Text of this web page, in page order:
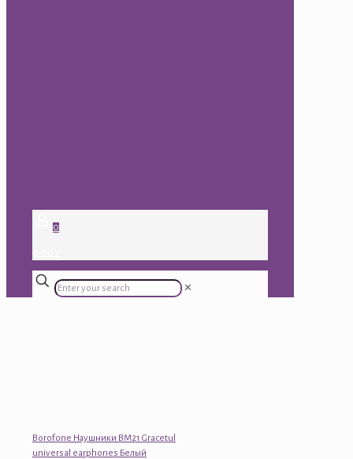
0
✕
Borofone Наушники BM21 Gracetul
universal earphones Белый